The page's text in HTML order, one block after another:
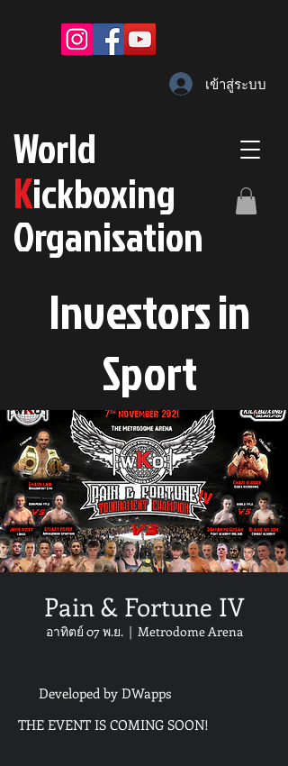
World
Kickboxing
Organisation
Investors in
Sport
เข้าสู่ระบบ
Pain & Fortune IV
อาทิตย์ 07 พ.ย.
  |
Metrodome Arena
THE EVENT IS COMING SOON!
Developed by DWapps